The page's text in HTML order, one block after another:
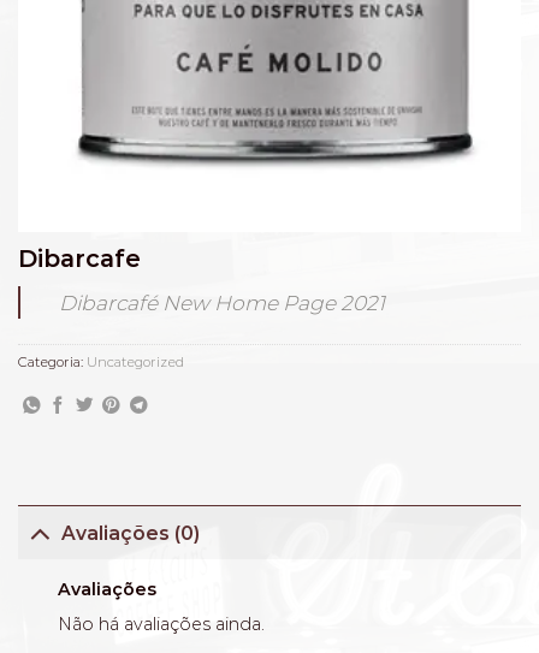
Dibarcafe
Dibarcafé New Home Page 2021
Categoria: Uncategorized
Avaliações (0)
Avaliações
Não há avaliações ainda.